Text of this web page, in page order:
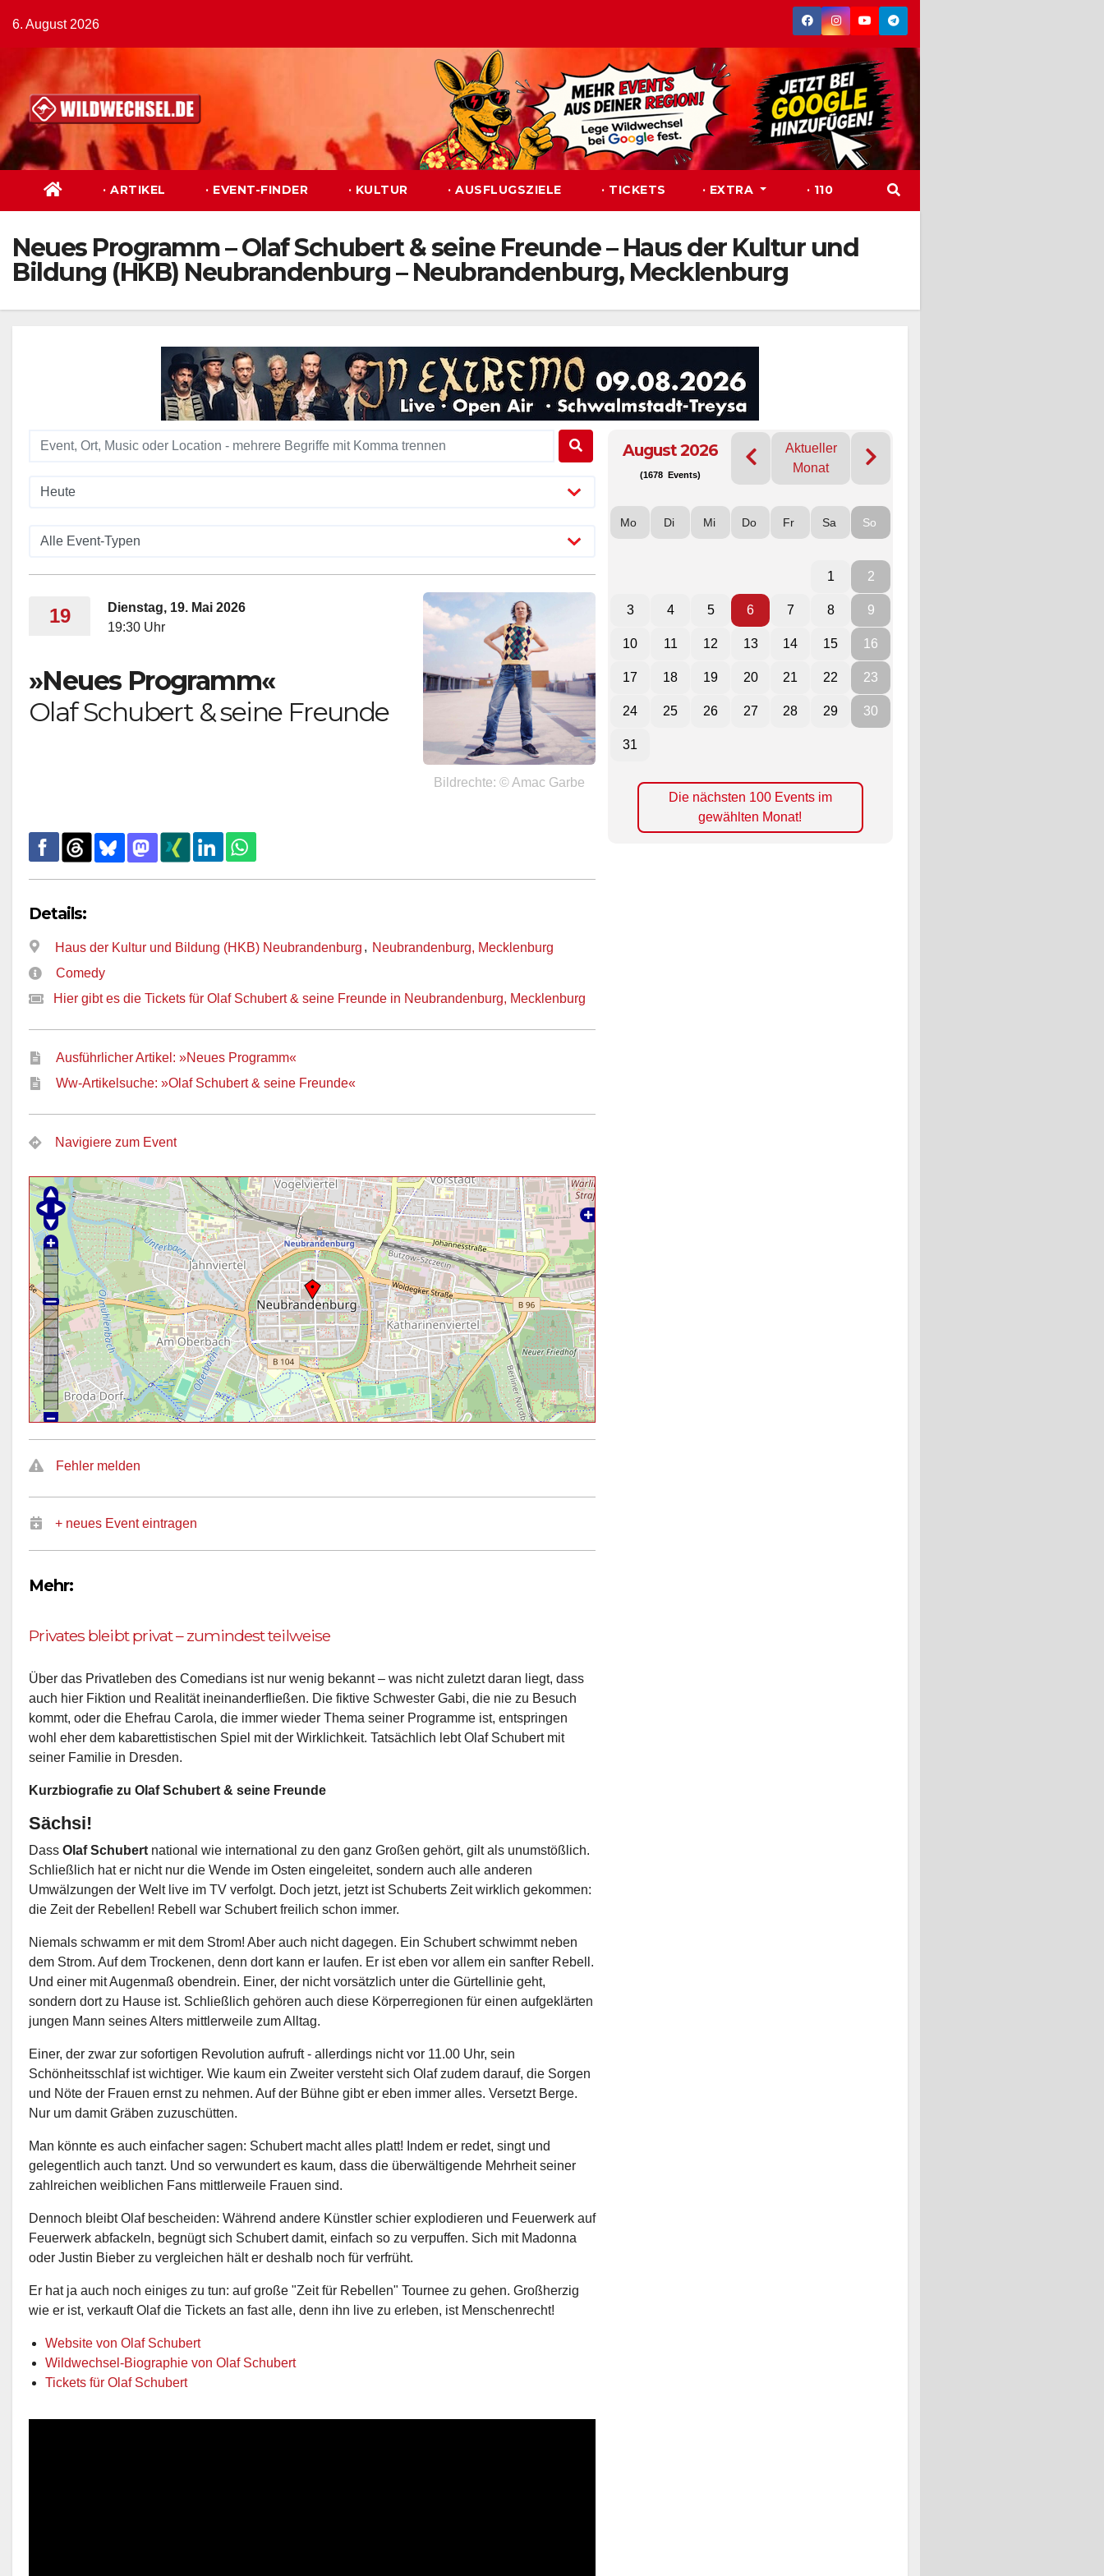
Inhalt
springen
6. August 2026
· ARTIKEL · EVENT-FINDER · KULTUR · AUSFLUGSZIELE · TICKETS · EXTRA · 110
Neues Programm – Olaf Schubert & seine Freunde – Haus der Kultur und
Bildung (HKB) Neubrandenburg – Neubrandenburg, Mecklenburg
19
Dienstag, 19. Mai 2026
19:30 Uhr
»Neues Programm«
Olaf Schubert & seine Freunde
Bildrechte: © Amac Garbe
Details:
Haus der Kultur und Bildung (HKB) Neubrandenburg , Neubrandenburg, Mecklenburg
Comedy
Hier gibt es die Tickets für Olaf Schubert & seine Freunde in Neubrandenburg, Mecklenburg
Ausführlicher Artikel: »Neues Programm«
Ww-Artikelsuche: »Olaf Schubert & seine Freunde«
Navigiere zum Event
Fehler melden
+ neues Event eintragen
Mehr:
Privates bleibt privat – zumindest teilweise
Über das Privatleben des Comedians ist nur wenig bekannt – was nicht zuletzt daran liegt, dass
auch hier Fiktion und Realität ineinanderfließen. Die fiktive Schwester Gabi, die nie zu Besuch
kommt, oder die Ehefrau Carola, die immer wieder Thema seiner Programme ist, entspringen
wohl eher dem kabarettistischen Spiel mit der Wirklichkeit. Tatsächlich lebt Olaf Schubert mit
seiner Familie in Dresden.
Kurzbiografie zu Olaf Schubert & seine Freunde
Sächsi!
Dass Olaf Schubert national wie international zu den ganz Großen gehört, gilt als unumstößlich.
Schließlich hat er nicht nur die Wende im Osten eingeleitet, sondern auch alle anderen
Umwälzungen der Welt live im TV verfolgt. Doch jetzt, jetzt ist Schuberts Zeit wirklich gekommen:
die Zeit der Rebellen! Rebell war Schubert freilich schon immer.
Niemals schwamm er mit dem Strom! Aber auch nicht dagegen. Ein Schubert schwimmt neben
dem Strom. Auf dem Trockenen, denn dort kann er laufen. Er ist eben vor allem ein sanfter Rebell.
Und einer mit Augenmaß obendrein. Einer, der nicht vorsätzlich unter die Gürtellinie geht,
sondern dort zu Hause ist. Schließlich gehören auch diese Körperregionen für einen aufgeklärten
jungen Mann seines Alters mittlerweile zum Alltag.
Einer, der zwar zur sofortigen Revolution aufruft - allerdings nicht vor 11.00 Uhr, sein
Schönheitsschlaf ist wichtiger. Wie kaum ein Zweiter versteht sich Olaf zudem darauf, die Sorgen
und Nöte der Frauen ernst zu nehmen. Auf der Bühne gibt er eben immer alles. Versetzt Berge.
Nur um damit Gräben zuzuschütten.
Man könnte es auch einfacher sagen: Schubert macht alles platt! Indem er redet, singt und
gelegentlich auch tanzt. Und so verwundert es kaum, dass die überwältigende Mehrheit seiner
zahlreichen weiblichen Fans mittlerweile Frauen sind.
Dennoch bleibt Olaf bescheiden: Während andere Künstler schier explodieren und Feuerwerk auf
Feuerwerk abfackeln, begnügt sich Schubert damit, einfach so zu verpuffen. Sich mit Madonna
oder Justin Bieber zu vergleichen hält er deshalb noch für verfrüht.
Er hat ja auch noch einiges zu tun: auf große "Zeit für Rebellen" Tournee zu gehen. Großherzig
wie er ist, verkauft Olaf die Tickets an fast alle, denn ihn live zu erleben, ist Menschenrecht!
Website von Olaf Schubert
Wildwechsel-Biographie von Olaf Schubert
Tickets für Olaf Schubert
August 2026
(1678 Events)
Aktueller
Monat
Mo Di Mi Do Fr Sa So
1 2
3 4 5 6 7 8 9
10 11 12 13 14 15 16
17 18 19 20 21 22 23
24 25 26 27 28 29 30
31
Die nächsten 100 Events im
gewählten Monat!